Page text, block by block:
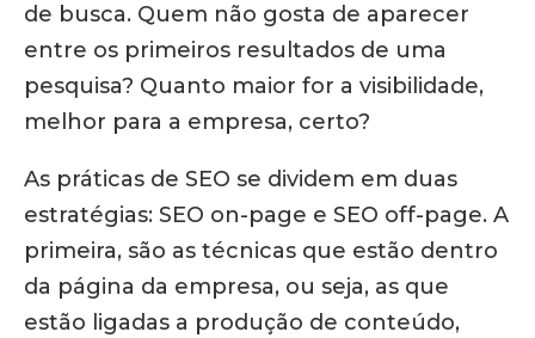
de busca. Quem não gosta de aparecer
entre os primeiros resultados de uma
pesquisa? Quanto maior for a visibilidade,
melhor para a empresa, certo?
As práticas de SEO se dividem em duas
estratégias: SEO on-page e SEO off-page. A
primeira, são as técnicas que estão dentro
da página da empresa, ou seja, as que
estão ligadas a produção de conteúdo,